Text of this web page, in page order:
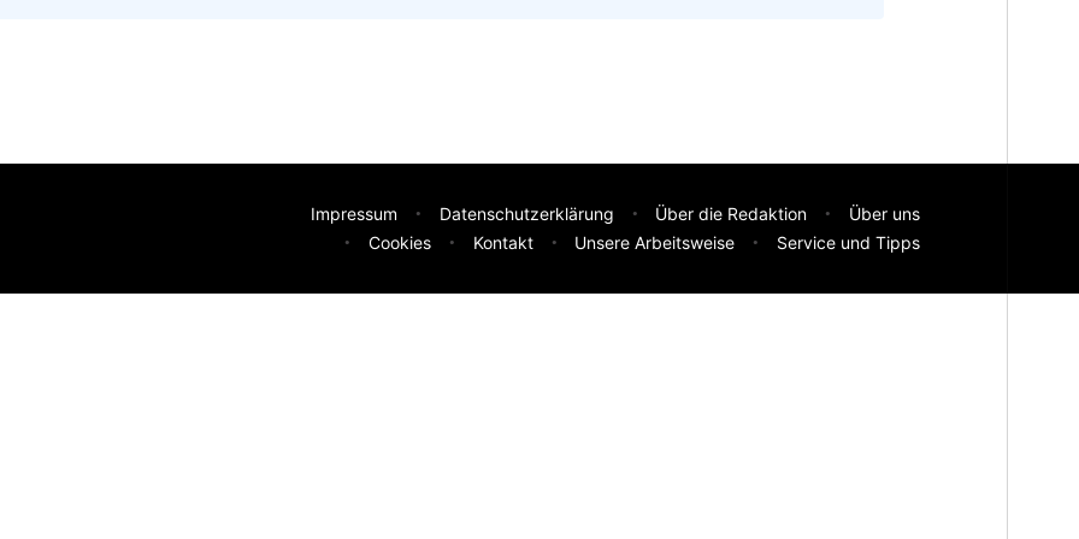
Impressum Datenschutzerklärung Über die Redaktion
Über uns
Cookies
Kontakt Unsere Arbeitsweise Service und Tipps